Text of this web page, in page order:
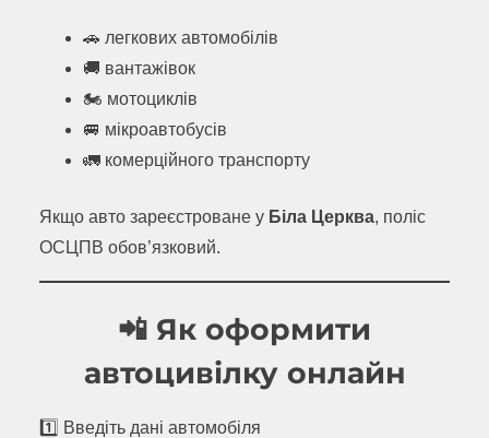
🚗 легкових автомобілів
🚚 вантажівок
🏍 мотоциклів
🚐 мікроавтобусів
🚛 комерційного транспорту
Якщо авто зареєстроване у Біла Церква, поліс
ОСЦПВ обов’язковий.
📲 Як оформити
автоцивілку онлайн
1️⃣ Введіть дані автомобіля